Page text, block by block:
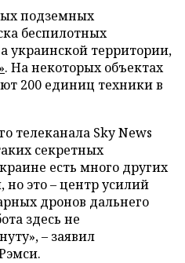
подземных
беспилотных
украинской территории,
. На некоторых объектах
200 единиц техники в
телеканала Sky News
секретных
есть много других
это – центр усилий
дронов дальнего
здесь не
– заявил